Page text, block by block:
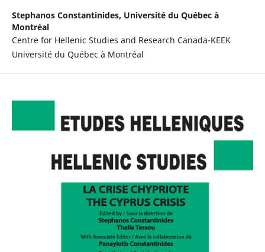
Stephanos Constantinides, Université du Québec à
Montréal
Centre for Hellenic Studies and Research Canada-KEEK
Université du Québec à Montréal